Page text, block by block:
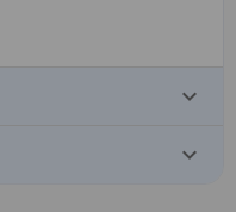
keyboard_arrow_down
keyboard_arrow_down